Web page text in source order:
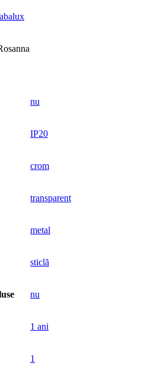
nu
IP20
crom
transparent
metal
sticlă
nu
1 ani
1